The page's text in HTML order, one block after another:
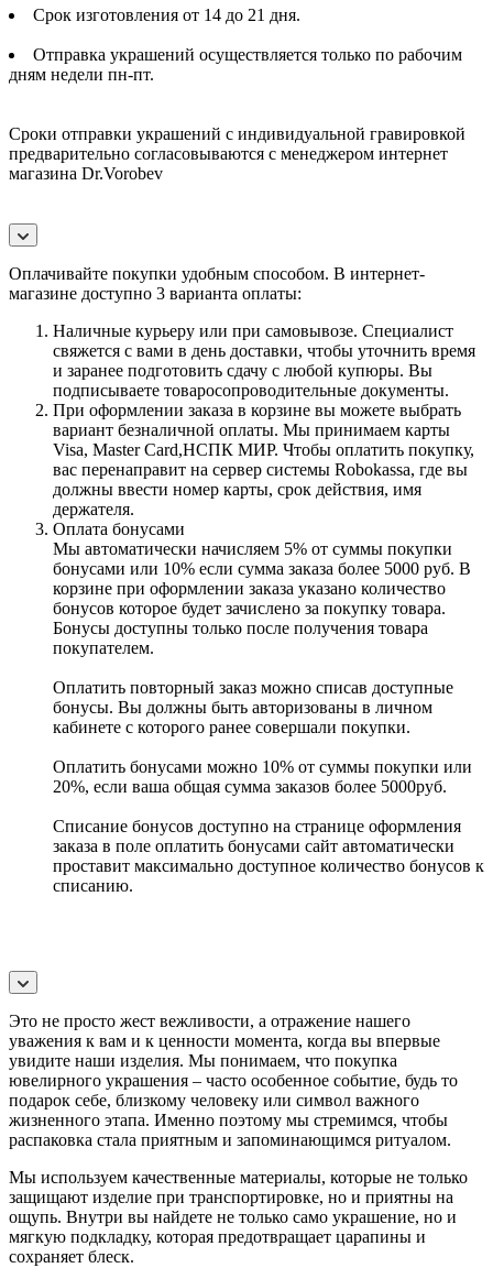
Срок изготовления от 14 до 21 дня.
Отправка украшений осуществляется только по рабочим
дням недели пн-пт.
Сроки отправки украшений с индивидуальной гравировкой
предварительно согласовываются с менеджером интернет
магазина Dr.Vorobev
Оплачивайте покупки удобным способом. В интернет-
магазине доступно 3 варианта оплаты:
Наличные курьеру или при самовывозе. Специалист
свяжется с вами в день доставки, чтобы уточнить время
и заранее подготовить сдачу с любой купюры. Вы
подписываете товаросопроводительные документы.
При оформлении заказа в корзине вы можете выбрать
вариант безналичной оплаты. Мы принимаем карты
Visa, Master Card,НСПК МИР. Чтобы оплатить покупку,
вас перенаправит на сервер системы Robokassa, где вы
должны ввести номер карты, срок действия, имя
держателя.
Оплата бонусами
Мы автоматически начисляем 5% от суммы покупки
бонусами или 10% если сумма заказа более 5000 руб. В
корзине при оформлении заказа указано количество
бонусов которое будет зачислено за покупку товара.
Бонусы доступны только после получения товара
покупателем.
Оплатить повторный заказ можно списав доступные
бонусы. Вы должны быть авторизованы в личном
кабинете с которого ранее совершали покупки.
Оплатить бонусами можно 10% от суммы покупки или
20%, если ваша общая сумма заказов более 5000руб.
Списание бонусов доступно на странице оформления
заказа в поле оплатить бонусами сайт автоматически
проставит максимально доступное количество бонусов к
списанию.
Это не просто жест вежливости, а отражение нашего
уважения к вам и к ценности момента, когда вы впервые
увидите наши изделия. Мы понимаем, что покупка
ювелирного украшения – часто особенное событие, будь то
подарок себе, близкому человеку или символ важного
жизненного этапа. Именно поэтому мы стремимся, чтобы
распаковка стала приятным и запоминающимся ритуалом.
Мы используем качественные материалы, которые не только
защищают изделие при транспортировке, но и приятны на
ощупь. Внутри вы найдете не только само украшение, но и
мягкую подкладку, которая предотвращает царапины и
сохраняет блеск.